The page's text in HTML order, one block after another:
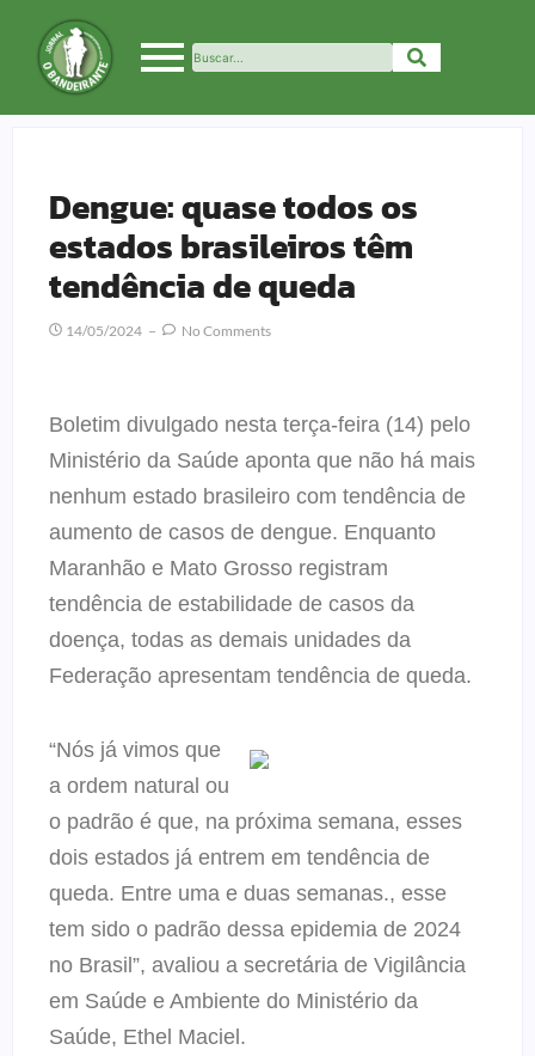
Dengue: quase todos os
estados brasileiros têm
tendência de queda
14/05/2024 No Comments
Boletim divulgado nesta terça-feira (14) pelo
Ministério da Saúde aponta que não há mais
nenhum estado brasileiro com tendência de
aumento de casos de dengue. Enquanto
Maranhão e Mato Grosso registram
tendência de estabilidade de casos da
doença, todas as demais unidades da
Federação apresentam tendência de queda.
“Nós já vimos que
a ordem natural ou
o padrão é que, na próxima semana, esses
dois estados já entrem em tendência de
queda. Entre uma e duas semanas., esse
tem sido o padrão dessa epidemia de 2024
no Brasil”, avaliou a secretária de Vigilância
em Saúde e Ambiente do Ministério da
Saúde, Ethel Maciel.